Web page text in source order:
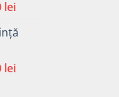
lei.
leiPrețul
este:
leiPrețul